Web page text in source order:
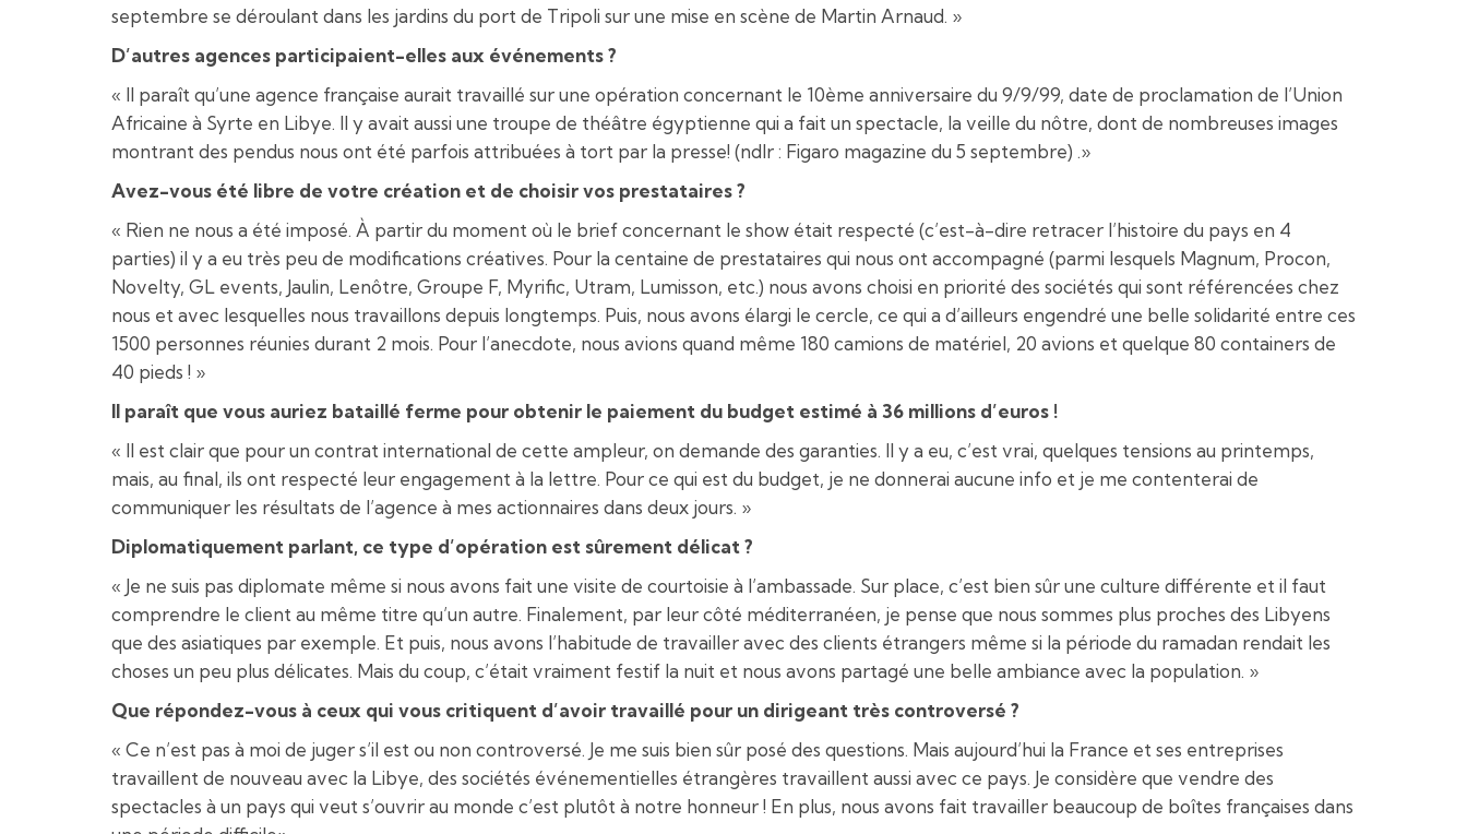
septembre se déroulant dans les jardins du port de Tripoli sur une mise en scène de Martin Arnaud. »
D’autres agences participaient-elles aux événements ?
« Il paraît qu’une agence française aurait travaillé sur une opération concernant le 10ème anniversaire du 9/9/99, date de proclamation de l’Union
Africaine à Syrte en Libye. Il y avait aussi une troupe de théâtre égyptienne qui a fait un spectacle, la veille du nôtre, dont de nombreuses images
montrant des pendus nous ont été parfois attribuées à tort par la presse! (ndlr : Figaro magazine du 5 septembre) .»
Avez-vous été libre de votre création et de choisir vos prestataires ?
« Rien ne nous a été imposé. À partir du moment où le brief concernant le show était respecté (c’est-à-dire retracer l’histoire du pays en 4
parties) il y a eu très peu de modifications créatives. Pour la centaine de prestataires qui nous ont accompagné (parmi lesquels Magnum, Procon,
Novelty, GL events, Jaulin, Lenôtre, Groupe F, Myrific, Utram, Lumisson, etc.) nous avons choisi en priorité des sociétés qui sont référencées chez
nous et avec lesquelles nous travaillons depuis longtemps. Puis, nous avons élargi le cercle, ce qui a d’ailleurs engendré une belle solidarité entre ces
1500 personnes réunies durant 2 mois. Pour l’anecdote, nous avions quand même 180 camions de matériel, 20 avions et quelque 80 containers de
40 pieds ! »
Il paraît que vous auriez bataillé ferme pour obtenir le paiement du budget estimé à 36 millions d’euros !
« Il est clair que pour un contrat international de cette ampleur, on demande des garanties. Il y a eu, c’est vrai, quelques tensions au printemps,
mais, au final, ils ont respecté leur engagement à la lettre. Pour ce qui est du budget, je ne donnerai aucune info et je me contenterai de
communiquer les résultats de l’agence à mes actionnaires dans deux jours. »
Diplomatiquement parlant, ce type d’opération est sûrement délicat ?
« Je ne suis pas diplomate même si nous avons fait une visite de courtoisie à l’ambassade. Sur place, c’est bien sûr une culture différente et il faut
comprendre le client au même titre qu’un autre. Finalement, par leur côté méditerranéen, je pense que nous sommes plus proches des Libyens
que des asiatiques par exemple. Et puis, nous avons l’habitude de travailler avec des clients étrangers même si la période du ramadan rendait les
choses un peu plus délicates. Mais du coup, c’était vraiment festif la nuit et nous avons partagé une belle ambiance avec la population. »
Que répondez-vous à ceux qui vous critiquent d’avoir travaillé pour un dirigeant très controversé ?
« Ce n’est pas à moi de juger s’il est ou non controversé. Je me suis bien sûr posé des questions. Mais aujourd’hui la France et ses entreprises
travaillent de nouveau avec la Libye, des sociétés événementielles étrangères travaillent aussi avec ce pays. Je considère que vendre des
spectacles à un pays qui veut s’ouvrir au monde c’est plutôt à notre honneur ! En plus, nous avons fait travailler beaucoup de boîtes françaises dans